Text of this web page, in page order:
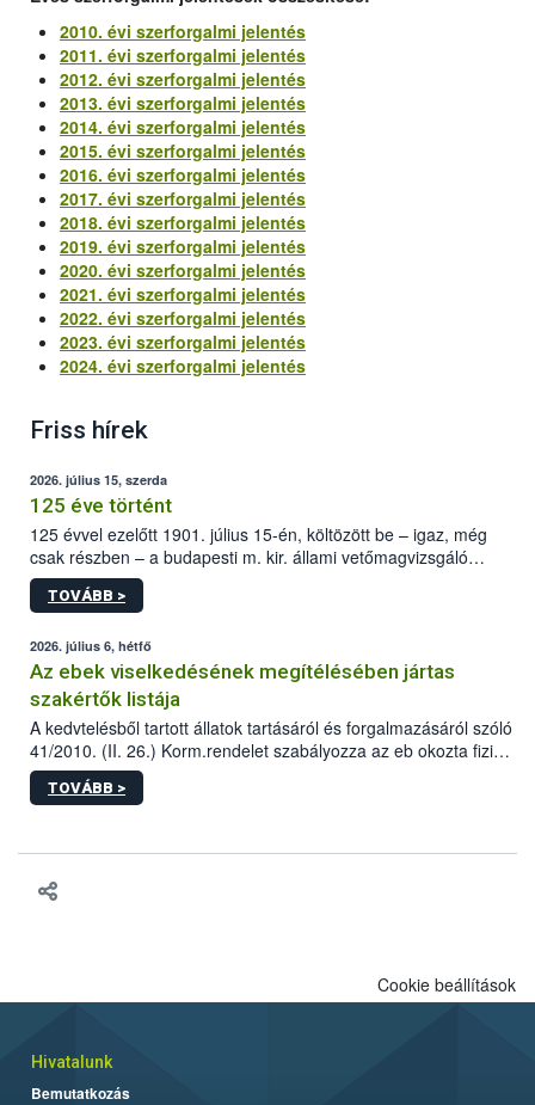
2010. évi szerforgalmi jelentés
2011. évi szerforgalmi jelentés
2012. évi szerforgalmi jelentés
2013. évi szerforgalmi jelentés
2014. évi szerforgalmi jelentés
2015. évi szerforgalmi jelentés
2016. évi szerforgalmi jelentés
2017. évi szerforgalmi jelentés
2018. évi szerforgalmi jelentés
2019. évi szerforgalmi jelentés
2020. évi szerforgalmi jelentés
2021. évi szerforgalmi jelentés
2022. évi szerforgalmi jelentés
2023. évi szerforgalmi jelentés
2024. évi szerforgalmi jelentés
Friss hírek
2026. július 15, szerda
125 éve történt
125 évvel ezelőtt 1901. július 15-én, költözött be – igaz, még
csak részben – a budapesti m. kir. állami vetőmagvizsgáló
állomás a Kis Rókus utca 15. szám alatti, Czigler Győző által
tervezett új épületébe.
TOVÁBB >
2026. július 6, hétfő
Az ebek viselkedésének megítélésében jártas
szakértők listája
A kedvtelésből tartott állatok tartásáról és forgalmazásáról szóló
41/2010. (II. 26.) Korm.rendelet szabályozza az eb okozta fizikai
sérülés, illetve ennek veszélye keletkezésekor felmerülő
hatósági feladatokat, valamint a veszélyes eb tartását és annak
TOVÁBB >
Cookie beállítások
Hivatalunk
Bemutatkozás